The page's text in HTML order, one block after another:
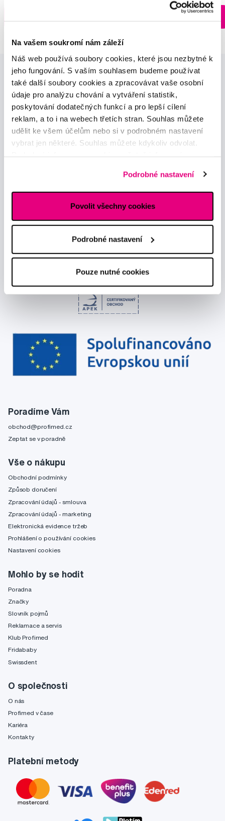
Na vašem soukromí nám záleží
Náš web používá soubory cookies, které jsou nezbytné k
jeho fungování. S vaším souhlasem budeme používat
také další soubory cookies a zpracovávat vaše osobní
údaje pro analýzu chování a vytváření statistik,
poskytování dodatečných funkcí a pro lepší cílení
reklam, a to i na webech třetích stran. Souhlas můžete
udělit ke všem účelům nebo si v podrobném nastavení
vybrat jen některé. Souhlas můžete kdykoliv odvolat.
Podrobné nastavení
Povolit všechny cookies
Podrobné nastavení
Pouze nutné cookies
Poradíme Vám
obchod@profimed.cz
Zeptat se v poradně
Vše o nákupu
Obchodní podmínky
Způsob doručení
Zpracování údajů - smlouva
Zpracování údajů - marketing
Elektronická evidence tržeb
Prohlášení o používání cookies
Nastavení cookies
Mohlo by se hodit
Poradna
Značky
Slovník pojmů
Reklamace a servis
Klub Profimed
Fridababy
Swissdent
O společnosti
O nás
Profimed v čase
Kariéra
Kontakty
Platební metody
Novinky a nabídky
Chci dostávat informace o novinkách a akčních nabídkách
zpracováním osobních údajů